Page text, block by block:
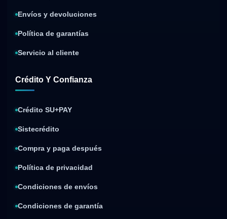
Envíos y devoluciones
Política de garantías
Servicio al cliente
Crédito Y Confianza
Crédito SU+PAY
Sistecrédito
Compra y paga después
Política de privacidad
Condiciones de envíos
Condiciones de garantía